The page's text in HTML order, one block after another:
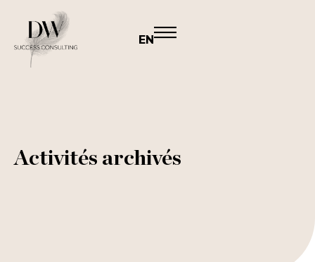
EN
Activités archivés